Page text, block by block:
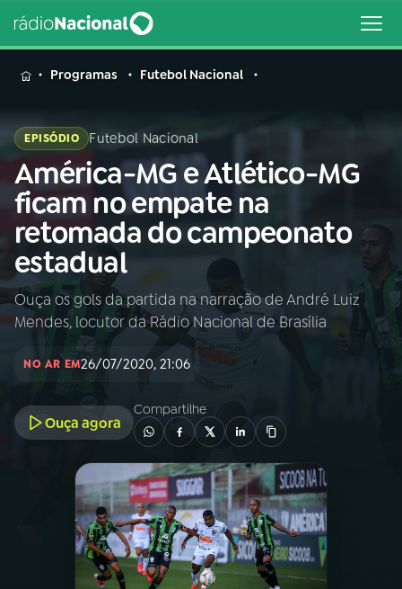
MENU
Buscar
na
Rádio
Nacional
Buscar
AO VIVO
01INÍCIO
A RÁDIO
PROGRAMAÇÃO
PROGRAMAS
PODCASTS
Programas Futebol Nacional
EPISÓDIO Futebol Nacional
América-MG e Atlético-MG
ficam no empate na
retomada do campeonato
estadual
Ouça os gols da partida na narração de André Luiz
Mendes, locutor da Rádio Nacional de Brasília
NO AR EM26/07/2020, 21:06
Ouça agora
Compartilhe